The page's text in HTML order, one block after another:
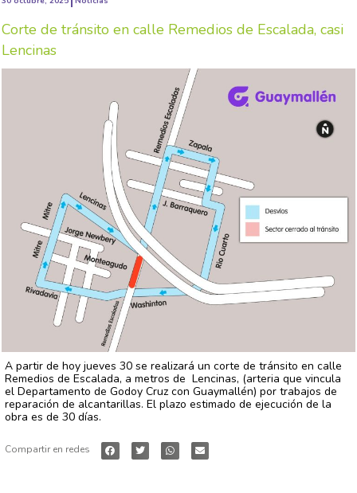
Corte de tránsito en calle Remedios de Escalada, casi
Lencinas
A partir de hoy jueves 30 se realizará un corte de tránsito en calle
Remedios de Escalada, a metros de Lencinas, (arteria que vincula
el Departamento de Godoy Cruz con Guaymallén) por trabajos de
reparación de alcantarillas. El plazo estimado de ejecución de la
obra es de 30 días.
Compartir en redes